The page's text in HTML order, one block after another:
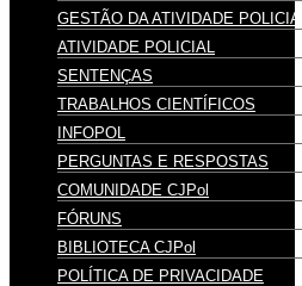
GESTÃO DA ATIVIDADE POLICIAL
ATIVIDADE POLICIAL
SENTENÇAS
TRABALHOS CIENTÍFICOS
INFOPOL
PERGUNTAS E RESPOSTAS
COMUNIDADE CJPol
FÓRUNS
BIBLIOTECA CJPol
POLÍTICA DE PRIVACIDADE